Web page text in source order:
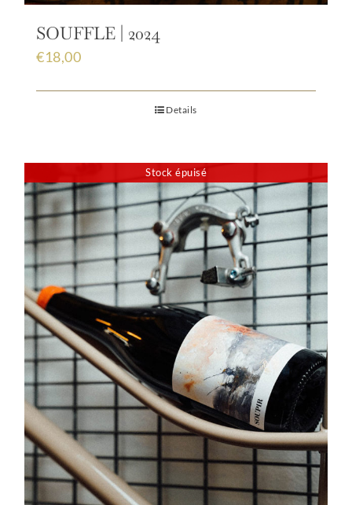
SOUFFLE | 2024
€18,00
Details
Stock épuisé